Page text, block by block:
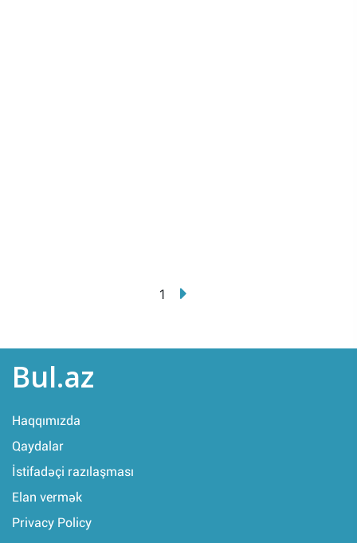
1
Bul.az
Haqqımızda
Qaydalar
İstifadəçi razılaşması
Elan vermək
Privacy Policy